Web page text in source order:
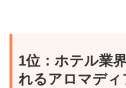
1位：ホテル業
れるアロマディ